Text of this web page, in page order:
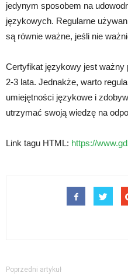
jedynym sposobem na
językowych. Regularne
są równie ważne, jeśli nie
Certyfikat językowy jest
2-3 lata. Jednakże, warto
umiejętności językowe i
utrzymać swoją wiedzę na
Link tagu HTML: https://
Poprzedni artykuł